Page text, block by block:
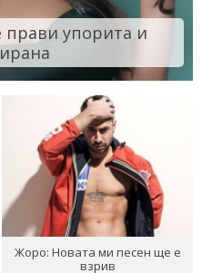
упорита и
Жоро: Новата ми песен ще е
взрив